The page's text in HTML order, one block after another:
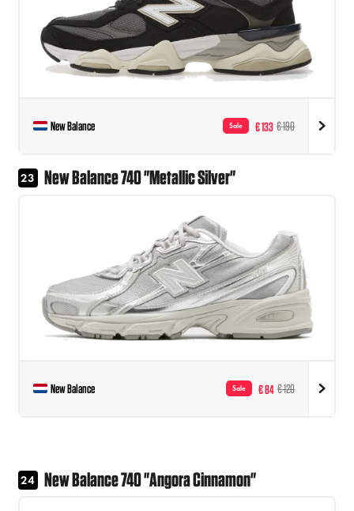
New Balance Sale € 133 € 190
23 New Balance 740 "Metallic Silver"
New Balance Sale € 84 € 120
24 New Balance 740 "Angora Cinnamon"